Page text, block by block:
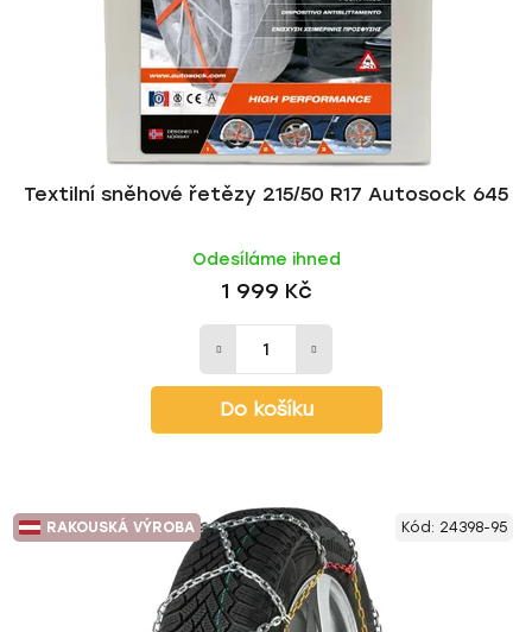
Textilní sněhové řetězy 215/50 R17 Autosock 645
Odesíláme ihned
1 999 Kč
Do košíku
RAKOUSKÁ VÝROBA Kód: 24398-95